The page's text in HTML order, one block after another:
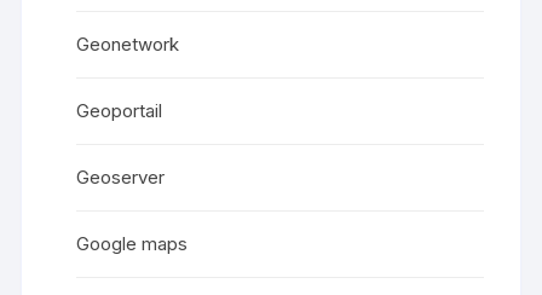
Geonetwork
Geoportail
Geoserver
Google maps